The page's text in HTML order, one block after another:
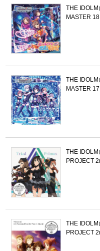
THE
MASTER
THE
MASTER
THE
PROJECT
THE
PROJECT